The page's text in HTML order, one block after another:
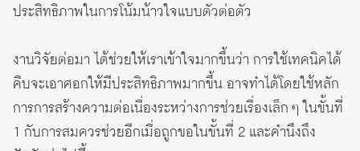
ประสิทธิภาพในการโน้มน้าวใจแบบตัวต่อตัว
งานวิจัยต่อมา ได้ช่วยให้เราเข้าใจมากขึ้นว่า การใช้เทคนิคได้
คืบจะเอาศอกให้มีประสิทธิภาพมากขึ้น อาจทำได้โดยใช้หลัก
การการสร้างความต่อเนื่องระหว่างการช่วยเรื่องเล็ก ๆ ในขั้นที่
1 กับการสมควรช่วยอีกเมื่อถูกขอในขั้นที่ 2 และคำนึงถึง